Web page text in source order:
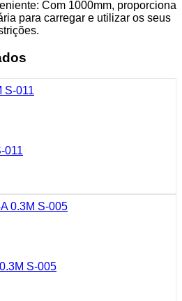
Com 1000mm, proporciona
para carregar e utilizar os seus
011
S-005